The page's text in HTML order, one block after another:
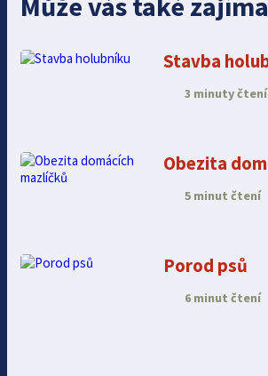
Stavba
3 minuty čtení
Obezita
5 minut čtení
Porod psů
6 minut čtení